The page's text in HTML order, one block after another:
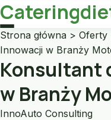
Strona główna > Oferty
Innowacji w Branży
Konsultant
w Branży
InnoAuto Consulting